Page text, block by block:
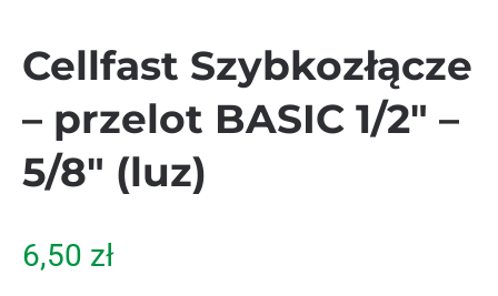
Cellfast Szybkozłącze
– przelot BASIC 1/2″ –
5/8″ (luz)
6,50 zł